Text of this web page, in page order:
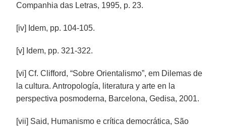
Companhia das Letras, 1995, p. 23.
[iv] Idem, pp. 104-105.
[v] Idem, pp. 321-322.
[vi] Cf. Clifford, “Sobre Orientalismo”, em Dilemas de
la cultura. Antropología, literatura y arte en la
perspectiva posmoderna, Barcelona, Gedisa, 2001.
[vii] Said, Humanismo e crítica democrática, São